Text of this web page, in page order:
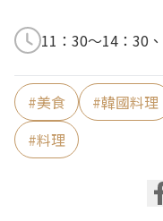
11：30〜14：30
#美食 #韓國料理
#料理